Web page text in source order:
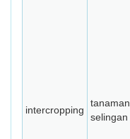
intercropping
tanaman
selingan